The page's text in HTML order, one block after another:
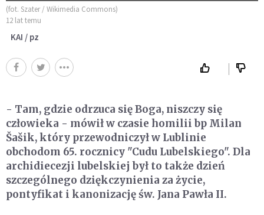
(fot. Szater / Wikimedia Commons)
12 lat temu
KAI / pz
- Tam, gdzie odrzuca się Boga, niszczy się
człowieka - mówił w czasie homilii bp Milan
Šašik, który przewodniczył w Lublinie
obchodom 65. rocznicy "Cudu Lubelskiego". Dla
archidiecezji lubelskiej był to także dzień
szczególnego dziękczynienia za życie,
pontyfikat i kanonizację św. Jana Pawła II.